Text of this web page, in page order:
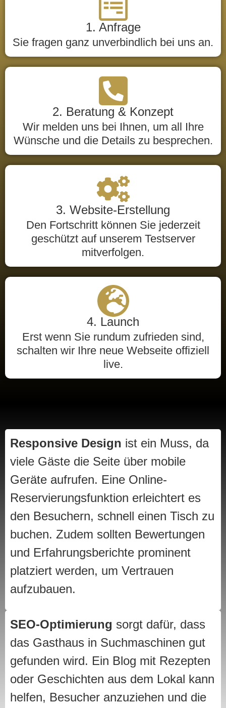
1. Anfrage
Sie fragen ganz unverbindlich bei uns an.
2. Beratung & Konzept
Wir melden uns bei Ihnen, um all Ihre
Wünsche und die Details zu besprechen.
3. Website-Erstellung
Den Fortschritt können Sie jederzeit
geschützt auf unserem Testserver
mitverfolgen.
4. Launch
Erst wenn Sie rundum zufrieden sind,
schalten wir Ihre neue Webseite offiziell
live.
Responsive Design ist ein Muss, da
viele Gäste die Seite über mobile
Geräte aufrufen. Eine Online-
Reservierungsfunktion erleichtert es
den Besuchern, schnell einen Tisch zu
buchen. Zudem sollten Bewertungen
und Erfahrungsberichte prominent
platziert werden, um Vertrauen
aufzubauen.
SEO-Optimierung sorgt dafür, dass
das Gasthaus in Suchmaschinen gut
gefunden wird. Ein Blog mit Rezepten
oder Geschichten aus dem Lokal kann
helfen, Besucher anzuziehen und die